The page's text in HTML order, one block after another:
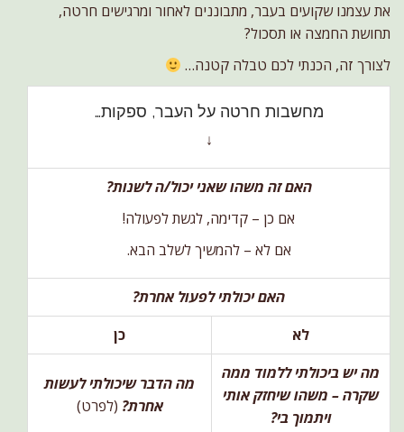
את עצמנו שקועים בעבר, מתבוננים לאחור ומרגישים חרטה,
תחושת החמצה או תסכול?
לצורך זה, הכנתי לכם טבלה קטנה…
מחשבות חרטה על העבר, ספקות…
↓
האם זה משהו שאני יכול/ה לשנות?
אם כן – קדימה, לגשת לפעולה!
אם לא – להמשיך לשלב הבא.
האם יכולתי לפעול אחרת?
לא
כן
מה יש ביכולתי ללמוד ממה
שקרה – משהו שיחזק אותי
ויתמוך בי?
מה הדבר שיכולתי לעשות
אחרת? (לפרט)